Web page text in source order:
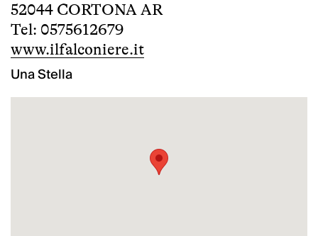
52044 CORTONA AR
Tel: 0575612679
www.ilfalconiere.it
Una Stella